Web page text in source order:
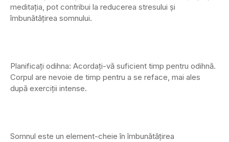
meditația, pot contribui la reducerea stresului și
îmbunătățirea somnului.
Planificați odihna: Acordați-vă suficient timp pentru odihnă.
Corpul are nevoie de timp pentru a se reface, mai ales
după exerciții intense.
Somnul este un element-cheie în îmbunătățirea